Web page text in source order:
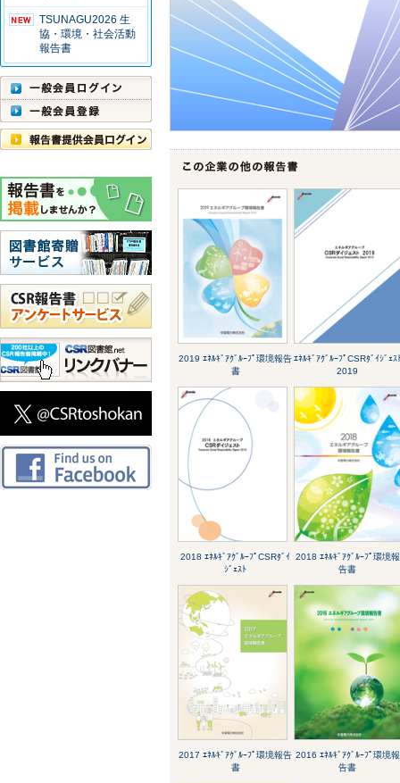
TSUNAGU2026 生
協・環境・社会活動
報告書
2019 ｴﾈﾙｷﾞｱｸﾞﾙｰﾌﾟ環境報告
書
ｴﾈﾙｷﾞｱｸﾞﾙｰﾌﾟCSRﾀﾞｲｼﾞｪｽ
2019
2018 ｴﾈﾙｷﾞｱｸﾞﾙｰﾌﾟCSRﾀﾞｲ
ｼﾞｪｽﾄ
2018 ｴﾈﾙｷﾞｱｸﾞﾙｰﾌﾟ環境報
告書
2017 ｴﾈﾙｷﾞｱｸﾞﾙｰﾌﾟ環境報告
書
2016 ｴﾈﾙｷﾞｱｸﾞﾙｰﾌﾟ環境報
告書